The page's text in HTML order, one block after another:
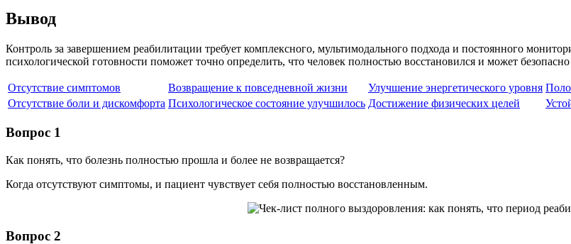
Вывод
Контроль за завершением реабилитации требует комплексного, мультимодального подхода и постоянного
психологической готовности поможет точно определить, что человек полностью восстановился и может
Отсутствие симптомов Возвращение к повседневной жизни Улучшение энергетического уровня
Отсутствие боли и дискомфорта Психологическое состояние улучшилось Достижение физических целей
Вопрос 1
Как понять, что болезнь полностью прошла и более не возвращается?
Когда отсутствуют симптомы, и пациент чувствует себя полностью восстановленным.
Вопрос 2